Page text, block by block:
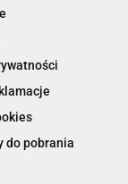
do pobrania